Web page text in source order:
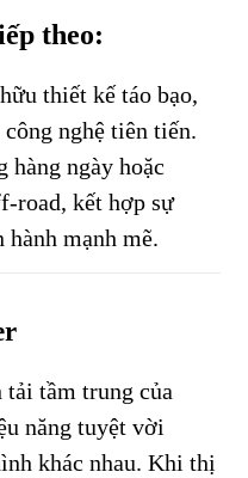
theo:
thiết kế táo bạo,
nghệ tiên tiến.
hàng ngày hoặc
road, kết hợp sự
mạnh mẽ.
tải tầm trung của
năng tuyệt vời
khác nhau. Khi thị